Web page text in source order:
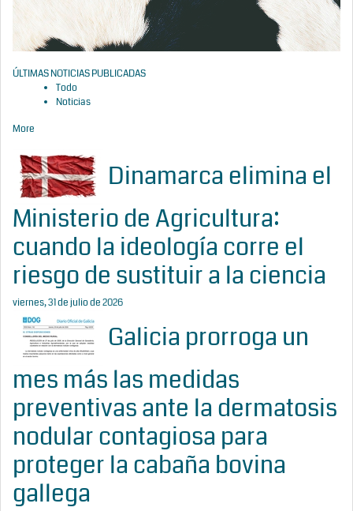
ÚLTIMAS NOTICIAS PUBLICADAS
Todo
Noticias
More
Dinamarca elimina el
Ministerio de Agricultura:
cuando la ideología corre el
riesgo de sustituir a la ciencia
viernes, 31 de julio de 2026
Galicia prorroga un
mes más las medidas
preventivas ante la dermatosis
nodular contagiosa para
proteger la cabaña bovina
gallega